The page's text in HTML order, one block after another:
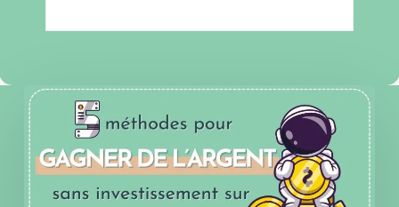
Comment
gagner
de
l’argent